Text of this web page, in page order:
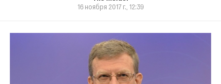
16 ноября 2017 г., 12:39